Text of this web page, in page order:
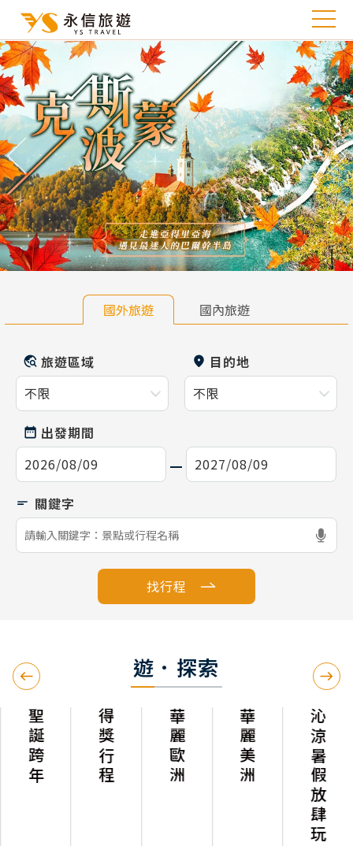
往前 往
國外旅遊 國內旅遊
旅遊區域 目的地
出發期間
找行程
遊．探索
聖誕跨年 得獎行程 華麗歐洲 華麗美洲 沁涼暑假放肆玩